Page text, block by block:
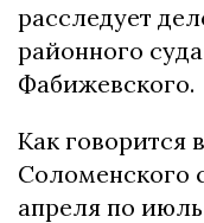
расследует
районного
Фабижевского.
Как говорится
Соломенского
апреля по